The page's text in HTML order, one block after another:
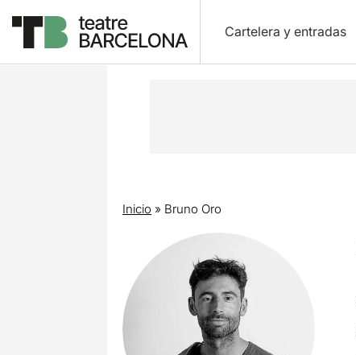
Cartelera y entradas
Inicio » Bruno Oro